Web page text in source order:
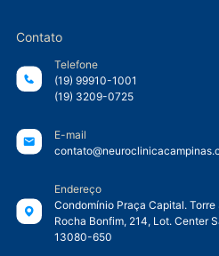
Contato
Telefone
(19) 99910-1001
(19) 3209-0725
E-mail
Endereço
Condomínio Praça Capital. Torre
Rocha Bonfim, 214, Lot. Center
13080-650